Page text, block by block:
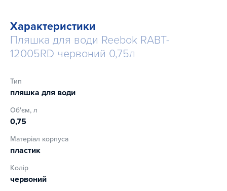
ергономічна форма з гвинтовою кришкою
тонка форма з поліетиленового матеріалу
стійкий до ультрафіолетового випромінювання матеріал
об’єм: 750 мл
Характеристики
Пляшка для води Reebok RABT-
12005RD червоний 0,75л
Тип
пляшка для води
Об'єм, л
0,75
Матеріал корпуса
пластик
Колір
червоний